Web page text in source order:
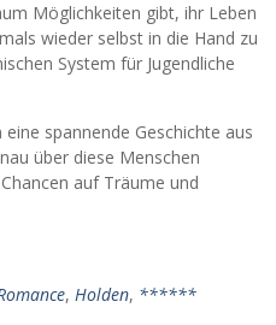
Möglichkeiten gibt, ihr Leben
wieder selbst in die Hand zu
System für Jugendliche
spannende Geschichte aus
über diese Menschen
auf Träume und
, Holden, ******